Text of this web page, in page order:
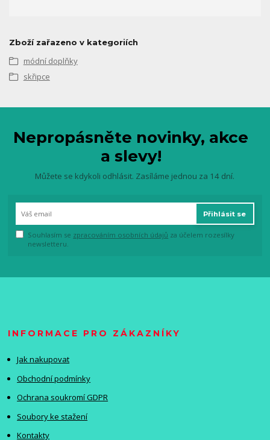
Zboží zařazeno v kategoriích
módní doplňky
skřipce
Nepropásněte novinky, akce
a slevy!
Můžete se kdykoli odhlásit. Zasíláme jednou za 14 dní.
Přihlásit se
Souhlasím se zpracováním osobních údajů za účelem rozesílky
newsletteru.
INFORMACE PRO ZÁKAZNÍKY
Jak nakupovat
Obchodní podmínky
Ochrana soukromí GDPR
Soubory ke stažení
Kontakty